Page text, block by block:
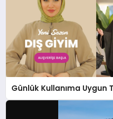
Günlük Kullanıma